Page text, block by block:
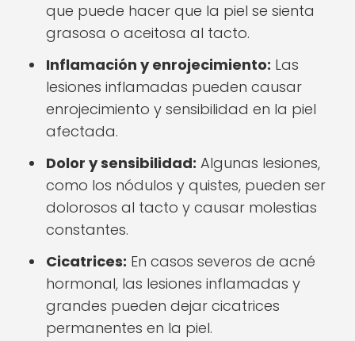
que puede hacer que la piel se sienta
grasosa o aceitosa al tacto.
Inflamación y enrojecimiento: Las
lesiones inflamadas pueden causar
enrojecimiento y sensibilidad en la piel
afectada.
Dolor y sensibilidad: Algunas lesiones,
como los nódulos y quistes, pueden ser
dolorosos al tacto y causar molestias
constantes.
Cicatrices: En casos severos de acné
hormonal, las lesiones inflamadas y
grandes pueden dejar cicatrices
permanentes en la piel.